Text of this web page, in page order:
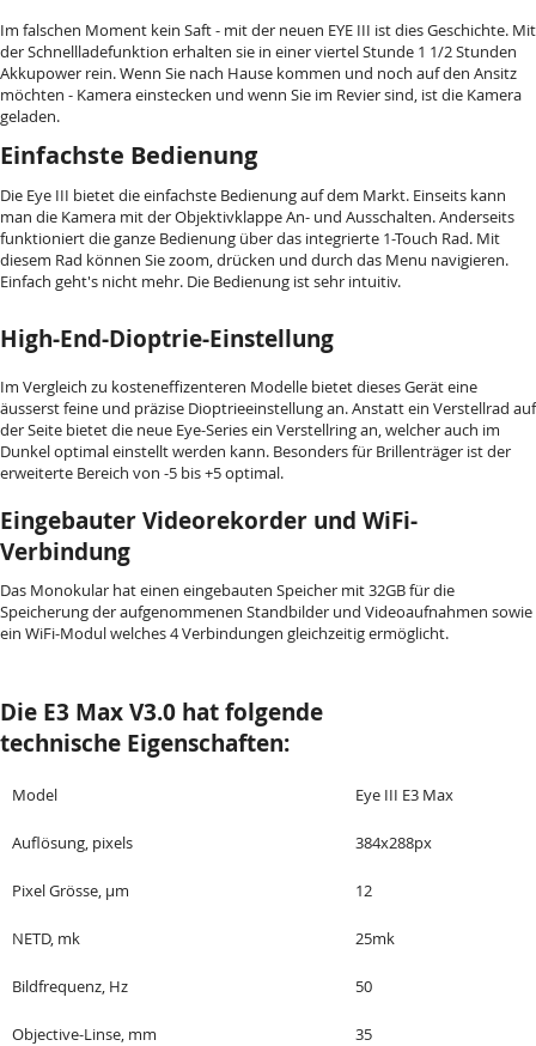
Im falschen Moment kein Saft - mit der neuen EYE III ist dies Geschichte. Mit
der Schnellladefunktion erhalten sie in einer viertel Stunde 1 1/2 Stunden
Akkupower rein. Wenn Sie nach Hause kommen und noch auf den Ansitz
möchten - Kamera einstecken und wenn Sie im Revier sind, ist die Kamera
geladen.
Einfachste Bedienung
Die Eye III bietet die einfachste Bedienung auf dem Markt. Einseits kann
man die Kamera mit der Objektivklappe An- und Ausschalten. Anderseits
funktioniert die ganze Bedienung über das integrierte 1-Touch Rad. Mit
diesem Rad können Sie zoom, drücken und durch das Menu navigieren.
Einfach geht's nicht mehr. Die Bedienung ist sehr intuitiv.
High-End-Dioptrie-Einstellung
Im Vergleich zu kosteneffizenteren Modelle bietet dieses Gerät eine
äusserst feine und präzise Dioptrieeinstellung an. Anstatt ein Verstellrad auf
der Seite bietet die neue Eye-Series ein Verstellring an, welcher auch im
Dunkel optimal einstellt werden kann. Besonders für Brillenträger ist der
erweiterte Bereich von -5 bis +5 optimal.
Eingebauter Videorekorder und WiFi-
Verbindung
Das Monokular hat einen eingebauten Speicher mit 32GB für die
Speicherung der aufgenommenen Standbilder und Videoaufnahmen sowie
ein WiFi-Modul welches 4 Verbindungen gleichzeitig ermöglicht.
Die E3 Max V3.0 hat folgende
technische Eigenschaften:
Model Eye III E3 Max
Auflösung, pixels 384x288px
Pixel Grösse, µm 12
NETD, mk 25mk
Bildfrequenz, Hz 50
Objective-Linse, mm 35